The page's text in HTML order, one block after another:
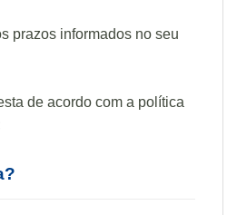
prazos informados no seu
de acordo com a política